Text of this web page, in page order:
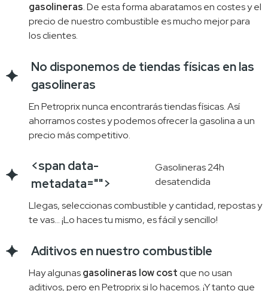
gasolineras. De esta forma abaratamos en costes y el
precio de nuestro combustible es mucho mejor para
los clientes.
No disponemos de tiendas físicas en las
gasolineras
En Petroprix nunca encontrarás tiendas físicas. Así
ahorramos costes y podemos ofrecer la gasolina a un
precio más competitivo.
<span data-
metadata="">
Gasolineras 24h
desatendida
Llegas, seleccionas combustible y cantidad, repostas y
te vas… ¡Lo haces tu mismo, es fácil y sencillo!
Aditivos en nuestro combustible
Hay algunasgasolineras low cost que no usan
aditivos, pero en Petroprix si lo hacemos. ¡Y tanto que